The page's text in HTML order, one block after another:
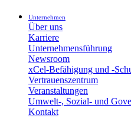
Unternehmen
Über uns
Karriere
Unternehmensführung
Newsroom
xCel-Befähigung und -
Vertrauenszentrum
Veranstaltungen
Umwelt-, Sozial- und
Kontakt